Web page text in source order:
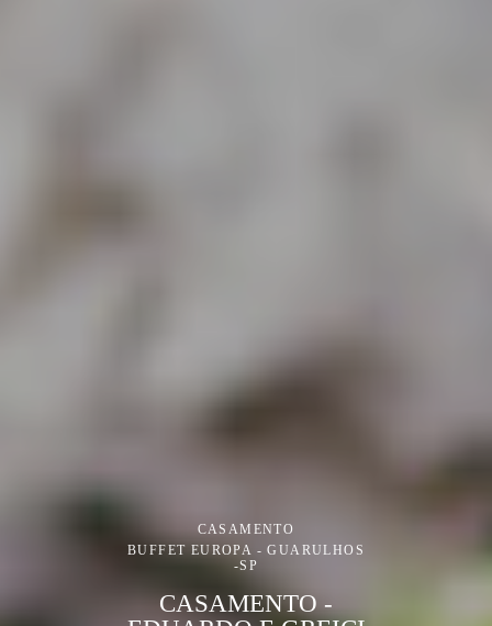
CASAMENTO
BUFFET EUROPA - GUARULHOS
-SP
CASAMENTO -